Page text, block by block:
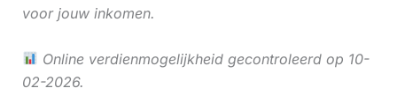
voor jouw inkomen.
Online verdienmogelijkheid gecontroleerd op 10-
02-2026.